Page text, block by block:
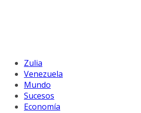
Zulia
Venezuela
Mundo
Sucesos
Economía